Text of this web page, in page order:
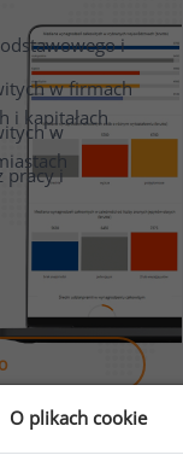
i
w firmach
i kapitałach
w
pracy i
O plikach cookie